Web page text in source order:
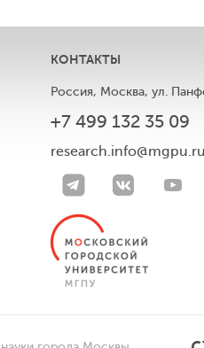
КОНТАКТЫ
Россия, Москва, ул.
+7 499 132 35 09
research.info@mgpu.ru